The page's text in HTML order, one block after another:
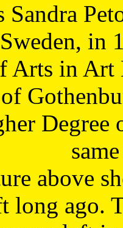
Sandra
in
Arts in Art
Degree
above
long ago.